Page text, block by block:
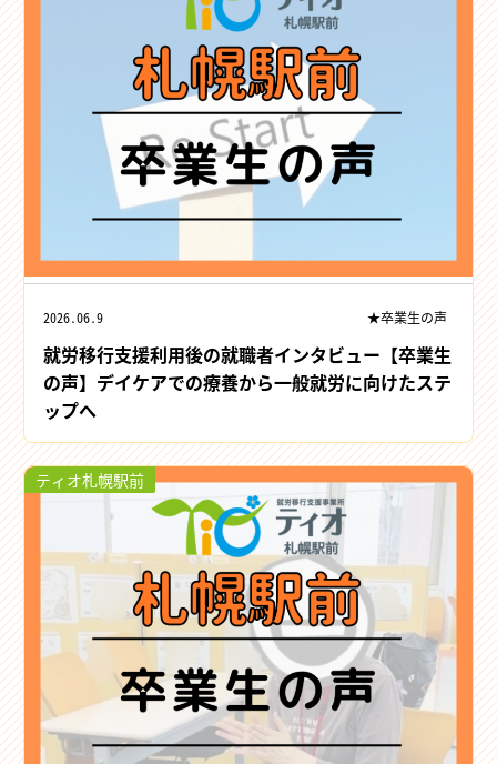
2026.06.9 ★卒業生の声
就労移行支援利用後の就職者インタビュー【卒業生
の声】デイケアでの療養から一般就労に向けたステ
ップへ
ティオ札幌駅前